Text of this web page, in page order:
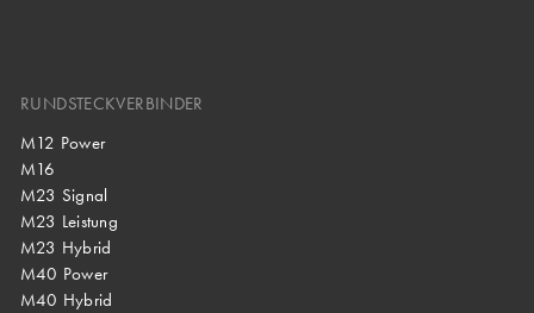
RUNDSTECKVERBINDER
M12 Power
M16
M23 Signal
M23 Leistung
M23 Hybrid
M40 Power
M40 Hybrid